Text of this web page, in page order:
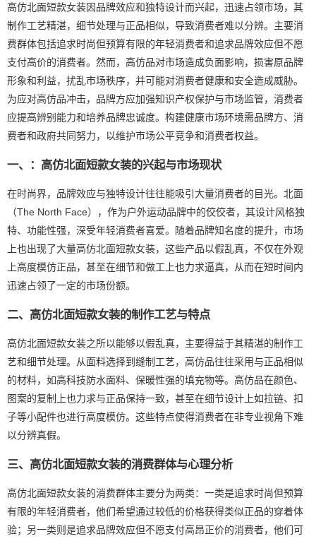
高仿北面短款女装因品牌效应和独特设计而兴起，迅速占领市场，其
制作工艺精湛，细节处理与正品相似，导致消费者难以分辨。主要消
费群体包括追求时尚但预算有限的年轻消费者和追求品牌效应但不愿
支付高价的消费者。然而，高仿品对市场造成负面影响，损害原品牌
形象和利益，扰乱市场秩序，并可能对消费者健康和安全造成威胁。
为应对高仿品冲击，品牌方应加强知识产权保护与市场监管，消费者
应提高辨别能力和培养品牌忠诚度。构建健康市场环境需品牌方、消
费者和政府共同努力，以维护市场公平竞争和消费者权益。
一、：高仿北面短款女装的兴起与市场现状
在时尚界，品牌效应与独特设计往往能吸引大量消费者的目光。北面
（The North Face），作为户外运动品牌中的佼佼者，其设计风格独
特、功能性强，深受年轻消费者喜爱。随着品牌知名度的提升，市场
上也出现了大量高仿北面短款女装，这些产品以假乱真，不仅在外观
上高度模仿正品，甚至在细节和做工上也力求逼真，从而在短时间内
迅速占领了一定的市场份额。
二、高仿北面短款女装的制作工艺与特点
高仿北面短款女装之所以能够以假乱真，主要得益于其精湛的制作工
艺和细节处理。从面料选择到缝制工艺，高仿品往往采用与正品相似
的材料，如高科技防水面料、保暖性强的填充物等。高仿品在颜色、
图案的复制上也力求与正品保持一致，甚至在细节设计上如拉链、扣
子等小配件也进行高度模仿。这些特点使得消费者在非专业视角下难
以分辨真假。
三、高仿北面短款女装的消费群体与心理分析
高仿北面短款女装的消费群体主要分为两类：一类是追求时尚但预算
有限的年轻消费者，他们希望通过较低的价格获得类似正品的穿着体
验；另一类则是追求品牌效应但不愿支付高昂正价的消费者，他们可